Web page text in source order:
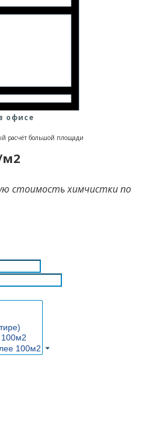
офисе
расчёт большой площади
м2
стоимость химчистки по